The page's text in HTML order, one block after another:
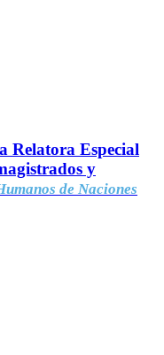
Relatora Especial
y
de Naciones